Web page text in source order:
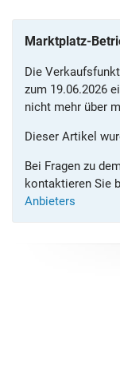
Marktplatz-
Die
zum 19.06.2026
nicht mehr über
Dieser Artikel
Bei Fragen zu
kontaktieren Sie
Anbieters